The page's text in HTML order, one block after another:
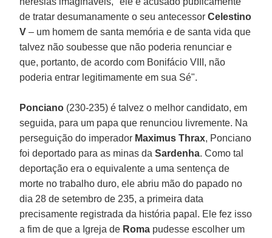
de tratar desumanamente o seu antecessorCelestino
V – um homem de santa memória e de santa vida que
talvez não soubesse que não poderia renunciar e
que, portanto, de acordo com Bonifácio VIII, não
poderia entrar legitimamente em sua Sé".
Ponciano (230-235) é talvez o melhor candidato, em
seguida, para um papa que renunciou livremente. Na
perseguição do imperador Maximus Thrax, Ponciano
foi deportado para as minas daSardenha. Como tal
deportação era o equivalente a uma sentença de
morte no trabalho duro, ele abriu mão do papado no
dia 28 de setembro de 235, a primeira data
precisamente registrada da história papal. Ele fez isso
a fim de que a Igreja de Roma pudesse escolher um